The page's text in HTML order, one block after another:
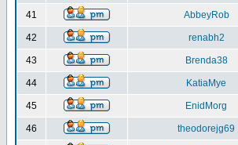
41 AbbeyRob
42 renabh2
43 Brenda38
44 KatiaMye
45 EnidMorg
46 theodorejg69